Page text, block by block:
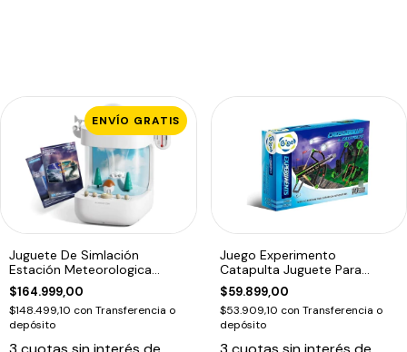
ENVÍO GRATIS
Juguete De Simlación
Estación Meteorologica
Educativo Blanco
$164.999,00
$148.499,10 con Transferencia o
depósito
Juego Experimento
Catapulta Juguete Para
Armar Gigo 7406 Edu
$59.899,00
$53.909,10 con Transferencia o
depósito